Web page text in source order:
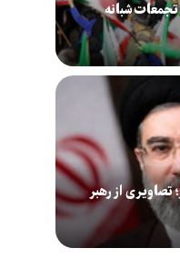
تجمعات شبانه
تصاویری از رهبر